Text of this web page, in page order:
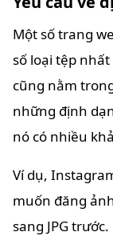
Một số trang
số loại tệp
cũng nằm
những định
nó có nhiều
Ví dụ,
muốn đăng
sang JPG trước.